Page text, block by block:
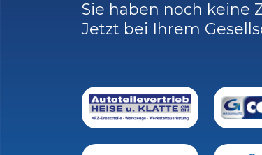
Sie haben noch keine
Jetzt bei Ihrem